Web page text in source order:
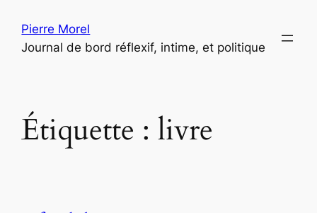
contenu
Pierre Morel
Journal de bord réflexif, intime, et politique
Étiquette :livre